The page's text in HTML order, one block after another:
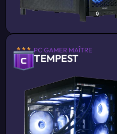
PC GAMER MAÎTRE
TEMPEST